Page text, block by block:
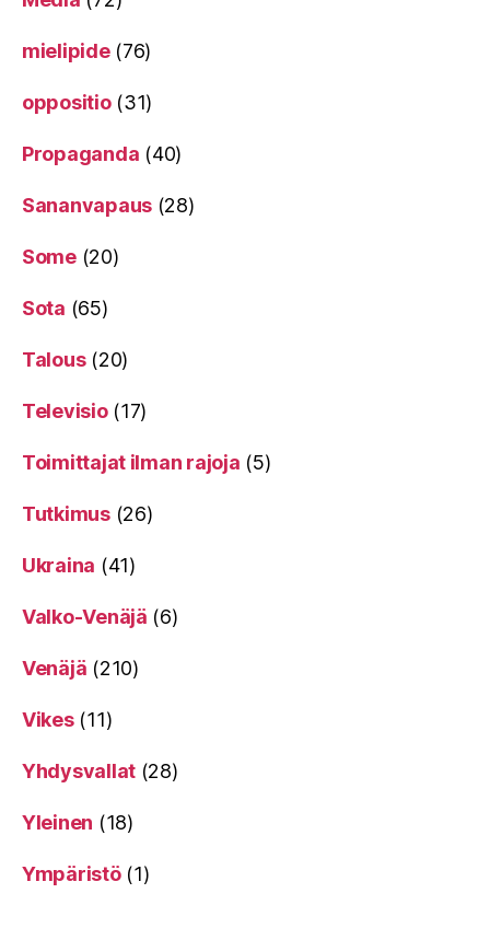
mielipide(76)
oppositio(31)
Propaganda (40)
Sananvapaus (28)
Some(20)
Sota (65)
Talous(20)
Televisio(17)
Toimittajat ilman rajoja (5)
Tutkimus(26)
Ukraina (41)
Valko-Venäjä (6)
Venäjä (210)
Vikes(11)
Yhdysvallat (28)
Yleinen (18)
Ympäristö(1)